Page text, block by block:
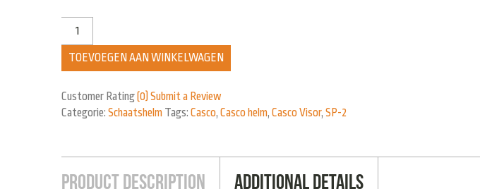
TOEVOEGEN AAN WINKELWAGEN
Customer Rating (0) Submit a Review
Categorie: Schaatshelm Tags: Casco, Casco helm, Casco Visor, SP-2
Product Description Additional Details